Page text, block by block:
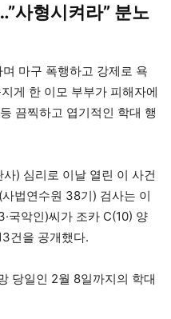
사형시켜라” 분노
마구 폭행하고 강제로 욕
게 한 이모 부부가 피해자에
끔찍하고 엽기적인 학대 행
) 심리로 이날 열린 이 사건
법연수원 38기) 검사는 이
국악인)씨가 조카 C(10) 양
건을 공개했다.
당일인 2월 8일까지의 학대